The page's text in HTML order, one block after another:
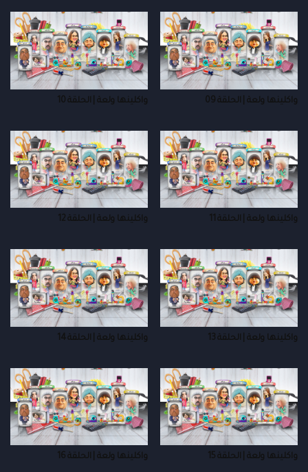
واكلينها ولعة | الحلقة 09 واكلينها ولعة | الحلقة 10
واكلينها ولعة | الحلقة 11 واكلينها ولعة | الحلقة 12
واكلينها ولعة | الحلقة 13 واكلينها ولعة | الحلقة 14
واكلينها ولعة | الحلقة 15 واكلينها ولعة | الحلقة 16